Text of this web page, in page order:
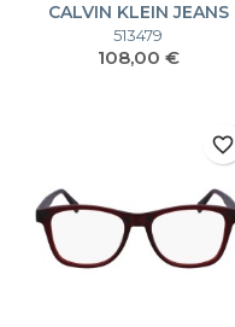
CALVIN KLEIN JEANS
CKJ23643MAG-SET
513479
Prezzo
108,00 €
favorite_border